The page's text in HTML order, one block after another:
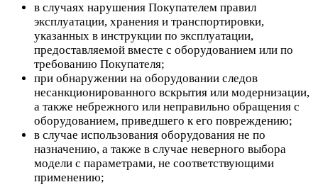
в случаях нарушения Покупателем правил
эксплуатации, хранения и транспортировки,
указанных в инструкции по эксплуатации,
предоставляемой вместе с оборудованием или по
требованию Покупателя;
при обнаружении на оборудовании следов
несанкционированного вскрытия или модернизации,
а также небрежного или неправильно обращения с
оборудованием, приведшего к его повреждению;
в случае использования оборудования не по
назначению, а также в случае неверного выбора
модели с параметрами, не соответствующими
применению;